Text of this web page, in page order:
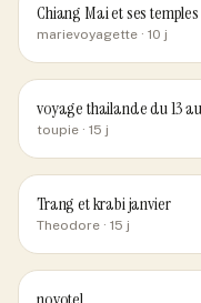
Chiang Mai et ses
marievoyagette · 10 j
voyage thailande du 13
toupie · 15 j
Trang et krabi janvier
Theodore · 15 j